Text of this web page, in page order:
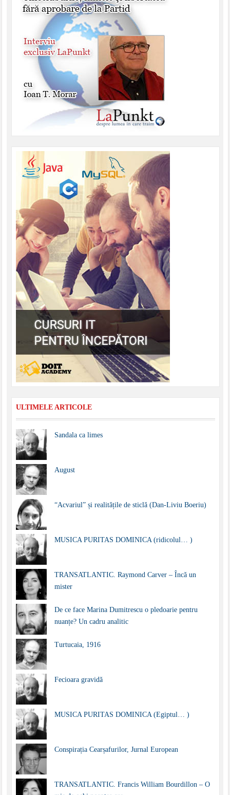
ULTIMELE ARTICOLE
Sandala ca limes
August
“Acvariul” și realitățile de sticlă (Dan-Liviu Boeriu)
MUSICA PURITAS DOMINICA (ridicolul… )
TRANSATLANTIC. Raymond Carver – Încă un
mister
De ce face Marina Dumitrescu o pledoarie pentru
nuanțe? Un cadru analitic
Turtucaia, 1916
Fecioara gravidă
MUSICA PURITAS DOMINICA (Egiptul… )
Conspirația Cearșafurilor, Jurnal European
TRANSATLANTIC. Francis William Bourdillon – O